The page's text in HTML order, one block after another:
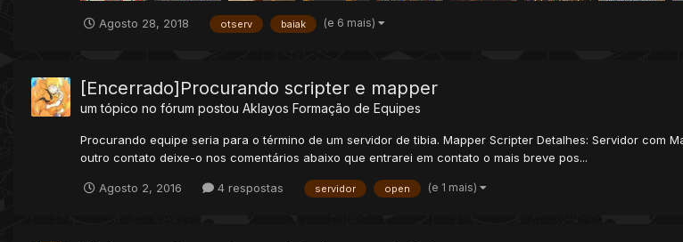
Agosto 28, 2018 otserv baiak (e 6 mais)
[Encerrado]Procurando scripter e mapper
um tópico no fórum postou Aklayos Formação de Equipes
Procurando equipe seria para o término de um servidor de tibia. Mapper Scripter Detalhes: Servidor com
outro contato deixe-o nos comentários abaixo que entrarei em contato o mais breve pos...
Agosto 2, 2016 4 respostas servidor open (e 1 mais)